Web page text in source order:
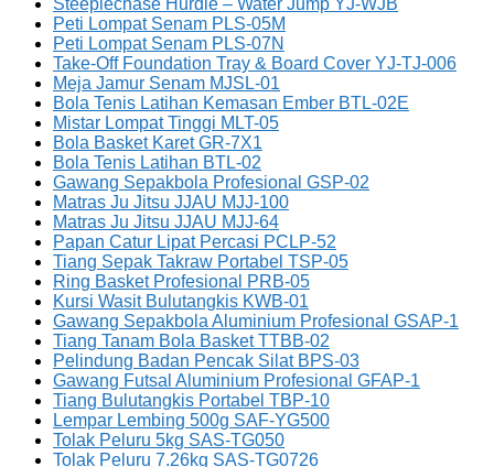
Steeplechase Hurdle – Water Jump YJ-WJB
Peti Lompat Senam PLS-05M
Peti Lompat Senam PLS-07N
Take-Off Foundation Tray & Board Cover YJ-TJ-006
Meja Jamur Senam MJSL-01
Bola Tenis Latihan Kemasan Ember BTL-02E
Mistar Lompat Tinggi MLT-05
Bola Basket Karet GR-7X1
Bola Tenis Latihan BTL-02
Gawang Sepakbola Profesional GSP-02
Matras Ju Jitsu JJAU MJJ-100
Matras Ju Jitsu JJAU MJJ-64
Papan Catur Lipat Percasi PCLP-52
Tiang Sepak Takraw Portabel TSP-05
Ring Basket Profesional PRB-05
Kursi Wasit Bulutangkis KWB-01
Gawang Sepakbola Aluminium Profesional GSAP-1
Tiang Tanam Bola Basket TTBB-02
Pelindung Badan Pencak Silat BPS-03
Gawang Futsal Aluminium Profesional GFAP-1
Tiang Bulutangkis Portabel TBP-10
Lempar Lembing 500g SAF-YG500
Tolak Peluru 5kg SAS-TG050
Tolak Peluru 7.26kg SAS-TG0726